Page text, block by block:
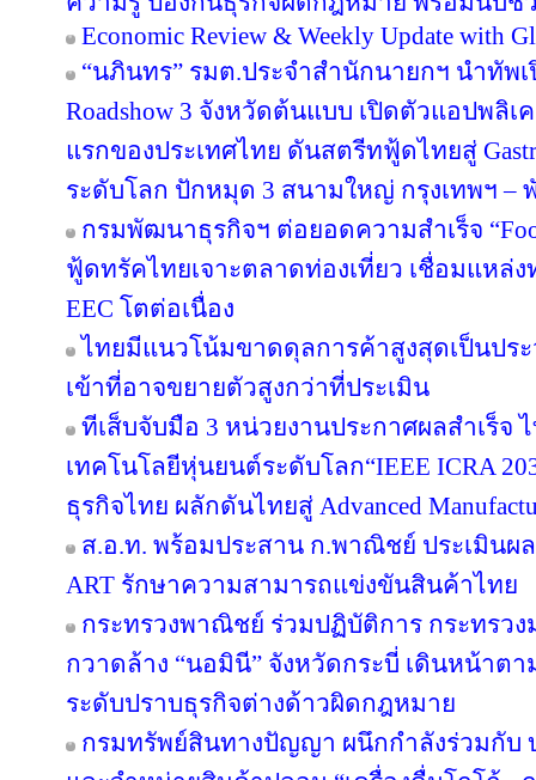
Economic Review & Weekly Update with
“นภินทร” รมต.ประจำสำนักนายกฯ นำทัพเปิ
Roadshow 3 จังหวัดต้นแบบ เปิดตัวแอปพลิเค
แรกของประเทศไทย ดันสตรีทฟู้ดไทยสู่
ระดับโลก ปักหมุด 3 สนามใหญ่ กรุงเทพฯ –
กรมพัฒนาธุรกิจฯ ต่อยอดความสำเร็จ
ฟู้ดทรัคไทยเจาะตลาดท่องเที่ยว เชื่อมแหล่ง
EEC โตต่อเนื่อง
ไทยมีแนวโน้มขาดดุลการค้าสูงสุดเป็นปร
เข้าที่อาจขยายตัวสูงกว่าที่ประเมิน
ทีเส็บจับมือ 3 หน่วยงานประกาศผลสำเร็จ
เทคโนโลยีหุ่นยนต์ระดับโลก“IEEE ICRA
ธุรกิจไทย ผลักดันไทยสู่ Advanced
ส.อ.ท. พร้อมประสาน ก.พาณิชย์ ประเมินผ
ART รักษาความสามารถแข่งขันสินค้าไทย
กระทรวงพาณิชย์ ร่วมปฏิบัติการ กระทรว
กวาดล้าง “นอมินี” จังหวัดกระบี่ เดินหน้าต
ระดับปราบธุรกิจต่างด้าวผิดกฎหมาย
กรมทรัพย์สินทางปัญญา ผนึกกำลังร่วมกับ